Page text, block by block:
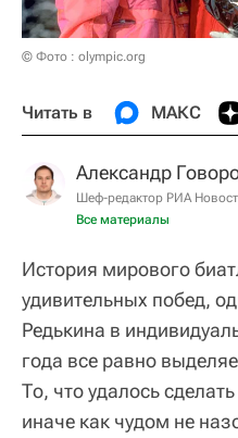
© Фото : olympic.org
Читать в МАКС
Александр
Шеф-редактор РИА
Все материалы
История мирового
удивительных побед,
Редькина в
года все равно
То, что удалось
иначе как чудом не